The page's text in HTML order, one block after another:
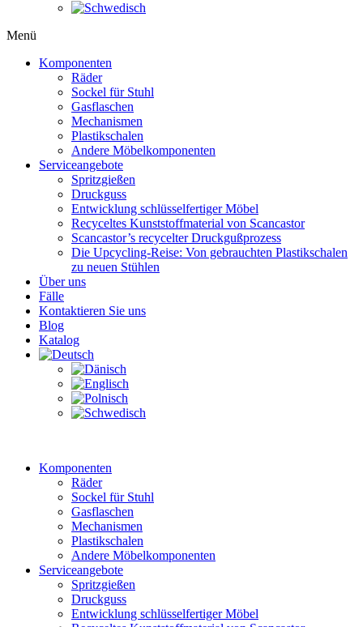
Menü
Komponenten
Räder
Sockel für Stuhl
Gasflaschen
Mechanismen
Plastikschalen
Andere Möbelkomponenten
Serviceangebote
Spritzgießen
Druckguss
Entwicklung schlüsselfertiger Möbel
Recyceltes Kunststoffmaterial von Scancastor
Scancastor’s recycelter Druckgußprozess
Die Upcycling-Reise: Von gebrauchten Plastikschalen
zu neuen Stühlen
Über uns
Fälle
Kontaktieren Sie uns
Blog
Katalog
Komponenten
Räder
Sockel für Stuhl
Gasflaschen
Mechanismen
Plastikschalen
Andere Möbelkomponenten
Serviceangebote
Spritzgießen
Druckguss
Entwicklung schlüsselfertiger Möbel